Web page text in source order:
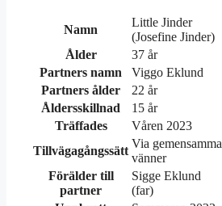
Namn
Little Jinder
(Josefine Jinder)
Ålder
37 år
Partners namn
Viggo Eklund
Partners ålder
22 år
Åldersskillnad
15 år
Träffades
Våren 2023
Tillvägagångssätt
Via gemensamma
vänner
Förälder till
partner
Sigge Eklund
(far)